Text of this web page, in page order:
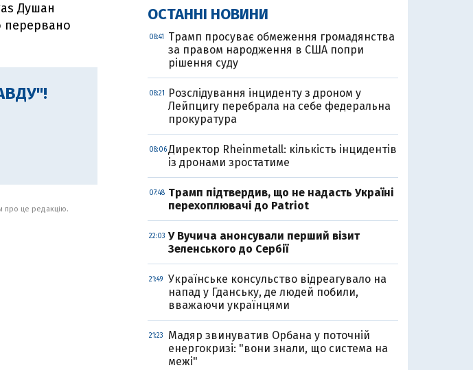
Душан
перервано
про це редакцію.
ОСТАННІ НОВИНИ
08:41
Трамп просуває обмеження громадянства
за правом народження в США попри
рішення суду
08:21
Розслідування інциденту з дроном у
Лейпцигу перебрала на себе федеральна
прокуратура
08:06 Директор Rheinmetall: кількість інцидентів
із дронами зростатиме
07:48 Трамп підтвердив, що не надасть Україні
перехоплювачі до Patriot
22:03 У Вучича анонсували перший візит
Зеленського до Сербії
21:49
Українське консульство відреагувало на
напад у Гданську, де людей побили,
вважаючи українцями
21:23
Мадяр звинуватив Орбана у поточній
енергокризі: "вони знали, що система на
межі"